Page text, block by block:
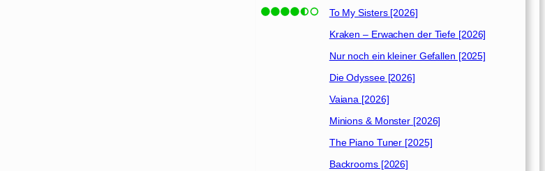
To My Sisters [2026]
Kraken – Erwachen der Tiefe [2026]
Nur noch ein kleiner Gefallen [2025]
Die Odyssee [2026]
Vaiana [2026]
Minions & Monster [2026]
The Piano Tuner [2025]
Backrooms [2026]